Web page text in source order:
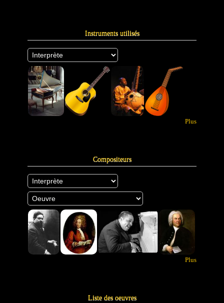
Instruments utilisés
Plus
Compositeurs
Plus
Liste des oeuvres